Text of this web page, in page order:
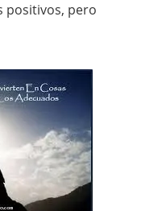
positivos, pero